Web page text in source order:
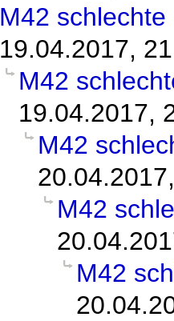
M42
19.04.2017,
M42
19.04.2017,
M42
M42
M42